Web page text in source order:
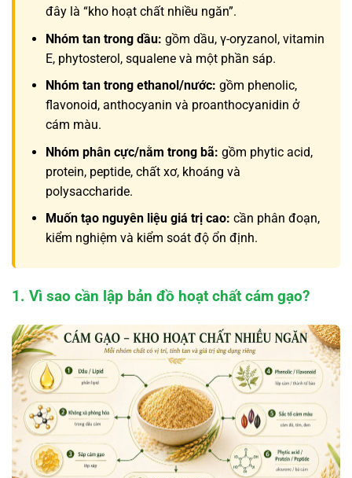
đây là “kho hoạt chất nhiều ngăn”.
Nhóm tan trong dầu: gồm dầu, γ-oryzanol, vitamin
E, phytosterol, squalene và một phần sáp.
Nhóm tan trong ethanol/nước: gồm phenolic,
flavonoid, anthocyanin và proanthocyanidin ở
cám màu.
Nhóm phân cực/nằm trong bã: gồm phytic acid,
protein, peptide, chất xơ, khoáng và
polysaccharide.
Muốn tạo nguyên liệu giá trị cao: cần phân đoạn,
kiểm nghiệm và kiểm soát độ ổn định.
1. Vì sao cần lập bản đồ hoạt chất cám gạo?